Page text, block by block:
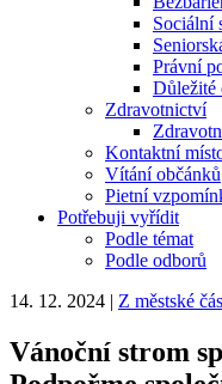
Sociální
Právní
Důležité
Zdravotnictví
Kontaktní
Vítání občánků
Pietní
Potřebuji vyřídit
Podle témat
Podle odborů
14. 12. 2024 | Z městské
Vánoční strom